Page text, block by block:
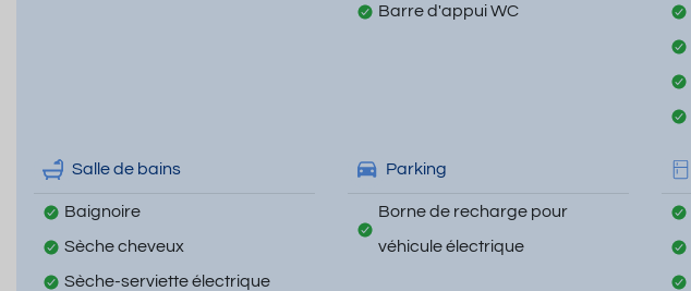
Barre d'appui WC
Salle de bains
Baignoire
Sèche cheveux
Sèche-serviette électrique
Parking
Borne de recharge pour
véhicule électrique